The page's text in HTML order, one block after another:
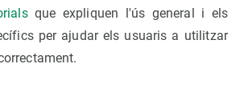
que expliquen l'ús general i els
per ajudar els usuaris a utilitzar